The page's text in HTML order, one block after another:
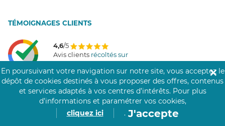
TÉMOIGNAGES CLIENTS
4,6/5
Avis clients récoltés sur
Google
COMMUNAUTÉ CLICK&CARE
En poursuivant votre navigation sur notre site, vous acceptez le
dépôt de cookies destinés à vous proposer des offres, contenus
et services adaptés à vos centres d’intérêts. Pour plus
d’informations et paramétrer vos cookies,
cliquez ici
. J'accepte
✕